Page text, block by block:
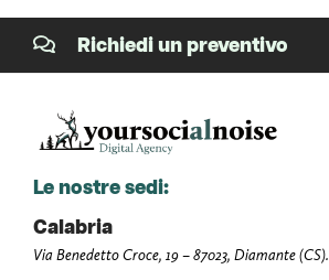
Richiedi un preventivo
Le nostre sedi:
Calabria
Via Benedetto Croce, 19 – 87023, Diamante (CS).